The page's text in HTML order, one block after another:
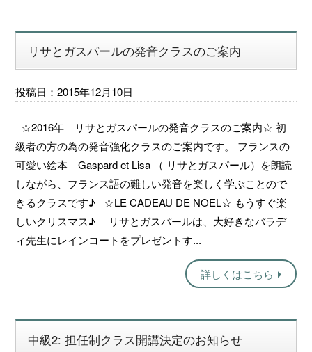
リサとガスパールの発音クラスのご案内
投稿日：2015年12月10日
☆2016年 リサとガスパールの発音クラスのご案内☆ 初
級者の方の為の発音強化クラスのご案内です。 フランスの
可愛い絵本 Gaspard et Lisa （ リサとガスパール）を朗読
しながら、フランス語の難しい発音を楽しく学ぶことので
きるクラスです♪ ☆LE CADEAU DE NOEL☆ もうすぐ楽
しいクリスマス♪ リサとガスパールは、大好きなバラデ
ィ先生にレインコートをプレゼントす...
詳しくはこちら
中級2: 担任制クラス開講決定のお知らせ